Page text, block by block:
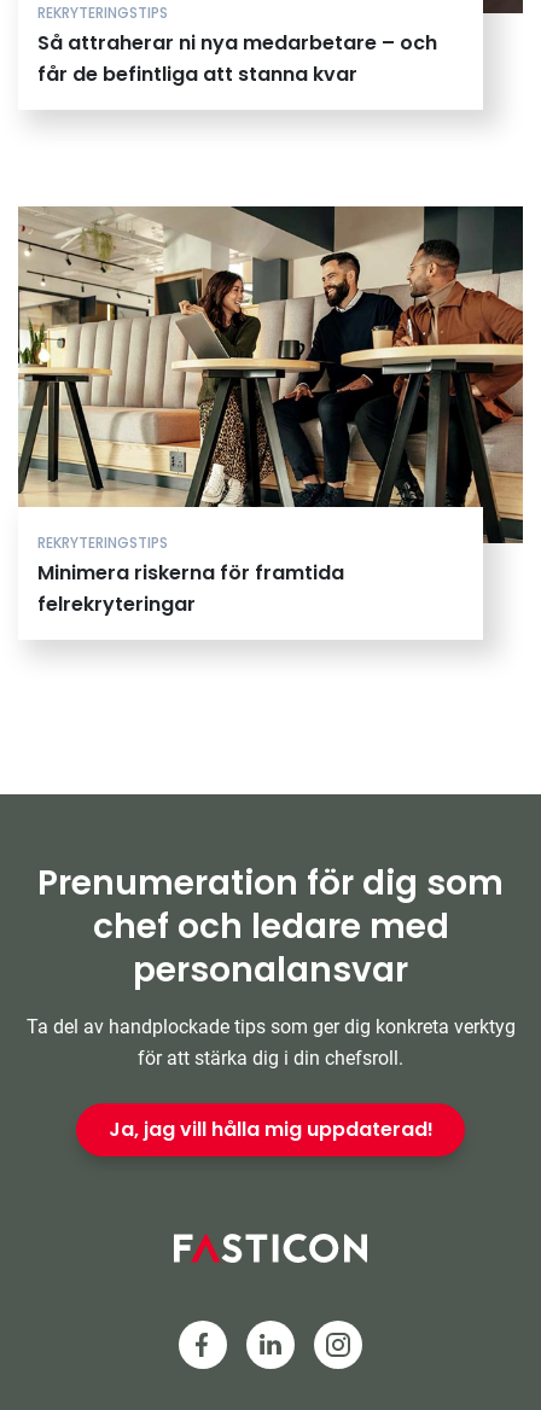
REKRYTERINGSTIPS
Så attraherar ni nya medarbetare – och
får de befintliga att stanna kvar
REKRYTERINGSTIPS
Minimera riskerna för framtida
felrekryteringar
Prenumeration för dig som
chef och ledare med
personalansvar
Ta del av handplockade tips som ger dig konkreta verktyg
för att stärka dig i din chefsroll.
Ja, jag vill hålla mig uppdaterad!